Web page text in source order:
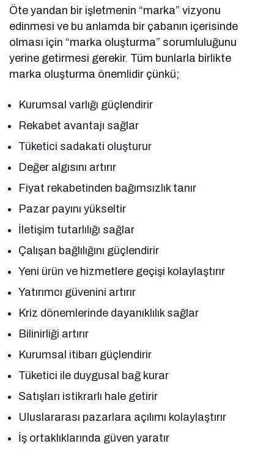
Öte yandan bir işletmenin “marka” vizyonu
edinmesi ve bu anlamda bir çabanın içerisinde
olması için “marka oluşturma” sorumluluğunu
yerine getirmesi gerekir. Tüm bunlarla birlikte
marka oluşturma önemlidir çünkü;
Kurumsal varlığı güçlendirir
Rekabet avantajı sağlar
Tüketici sadakati oluşturur
Değer algısını artırır
Fiyat rekabetinden bağımsızlık tanır
Pazar payını yükseltir
İletişim tutarlılığı sağlar
Çalışan bağlılığını güçlendirir
Yeni ürün ve hizmetlere geçişi kolaylaştırır
Yatırımcı güvenini artırır
Kriz dönemlerinde dayanıklılık sağlar
Bilinirliği artırır
Kurumsal itibarı güçlendirir
Tüketici ile duygusal bağ kurar
Satışları istikrarlı hale getirir
Uluslararası pazarlara açılımı kolaylaştırır
İş ortaklıklarında güven yaratır